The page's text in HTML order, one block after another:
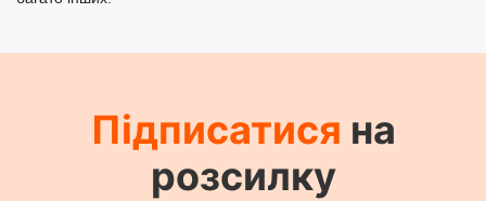
Підписатися на
розсилку